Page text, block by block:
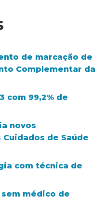
de marcação de
Complementar da
com 99,2% de
novos
de Saúde
com técnica de
médico de